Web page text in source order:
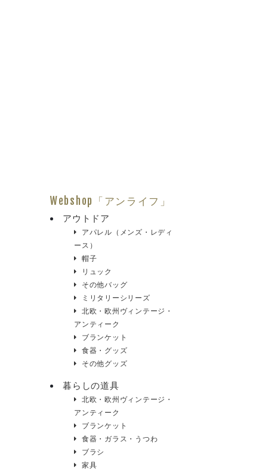
Webshop「アンライフ」
アウトドア
アパレル（メンズ・レディ
ース）
帽子
リュック
その他バッグ
ミリタリーシリーズ
北欧・欧州ヴィンテージ・
アンティーク
ブランケット
食器・グッズ
その他グッズ
暮らしの道具
北欧・欧州ヴィンテージ・
アンティーク
ブランケット
食器・ガラス・うつわ
ブラシ
家具